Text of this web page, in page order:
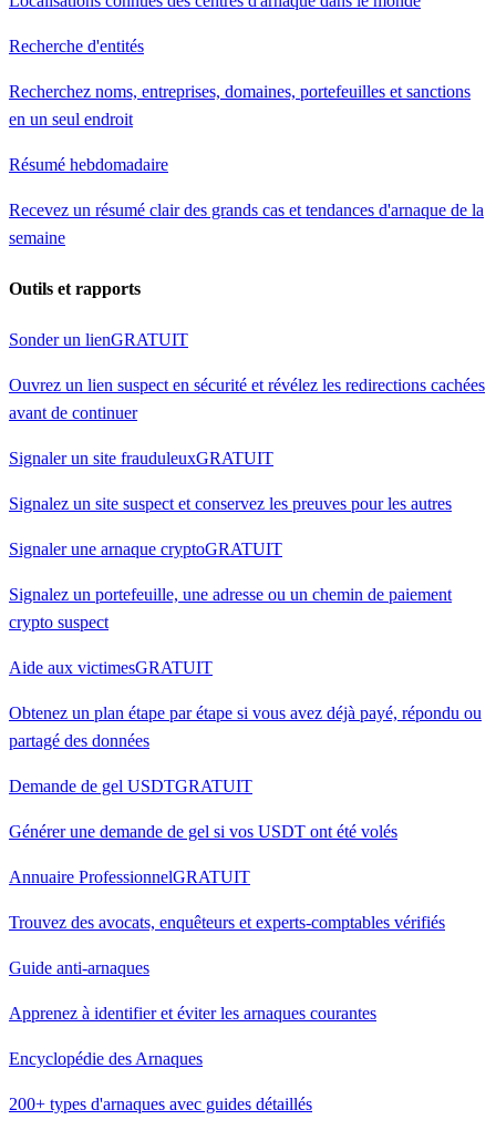
Recherche d'entités
Recherchez noms, entreprises, domaines, portefeuilles et sanctions
en un seul endroit
Résumé hebdomadaire
Recevez un résumé clair des grands cas et tendances d'arnaque de la
semaine
Outils et rapports
Sonder un lienGRATUIT
Ouvrez un lien suspect en sécurité et révélez les redirections cachées
avant de continuer
Signaler un site frauduleuxGRATUIT
Signalez un site suspect et conservez les preuves pour les autres
Signaler une arnaque cryptoGRATUIT
Signalez un portefeuille, une adresse ou un chemin de paiement
crypto suspect
Aide aux victimesGRATUIT
Obtenez un plan étape par étape si vous avez déjà payé, répondu ou
partagé des données
Demande de gel USDTGRATUIT
Générer une demande de gel si vos USDT ont été volés
Annuaire ProfessionnelGRATUIT
Trouvez des avocats, enquêteurs et experts-comptables vérifiés
Guide anti-arnaques
Apprenez à identifier et éviter les arnaques courantes
Encyclopédie des Arnaques
200+ types d'arnaques avec guides détaillés